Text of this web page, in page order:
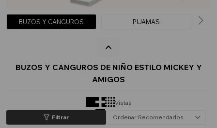
BUZOS Y CANGUROS PIJAMAS
BUZOS Y CANGUROS DE NIÑO ESTILO MICKEY Y
AMIGOS
Vistas
Recomendados